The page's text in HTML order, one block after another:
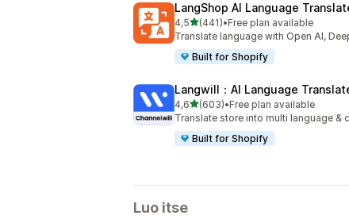
LangShop AI Language
4,5/ 5 tähteä
(441)
441 arvostelua yhteensä
•Free plan available
Translate language with Open AI,
Built for Shopify
Langwill：AI Language
4,6/ 5 tähteä
(603)
603 arvostelua yhteensä
•Free plan available
Translate store into multi language &
Built for Shopify
Luo itse